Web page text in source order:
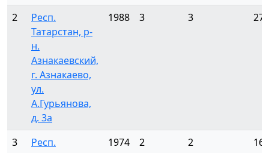
2
Респ.
Татарстан, р-
н.
Азнакаевский,
г. Азнакаево,
ул.
А.Гурьянова,
д. 3а
1988 3 3 27
3
Респ.
1974 2 2 16